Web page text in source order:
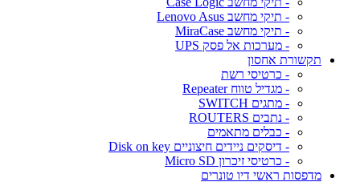
- תיקי מחשב Lenovo Asus
- תיקי מחשב MiraCase
- מערכות אל פסק UPS
תקשורת אחסון
- כרטיסי רשת
- מגדיל טווח Repeater
- מתגים SWITCH
- נתבים ROUTERS
- כבלים מתאמים
- דיסקים ניידים חיצוניים Disk on key
- כרטיסי זיכרון Micro SD
מדפסות ראשי דיו טונרים